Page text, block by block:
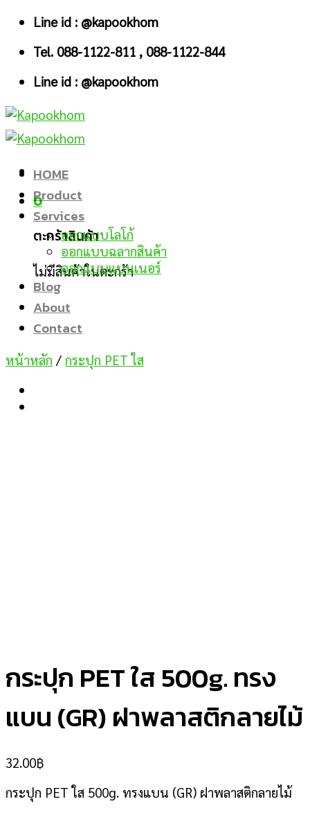
Skip
content
Line id : @kapookhom
Tel. 088-1122-811 , 088-1122-844
Line id : @kapookhom
0
ตะกร้าสินค้า
ไม่มีสินค้าในตะกร้า
HOME
Product
Services
ออกแบบโลโก้
ออกแบบฉลากสินค้า
ออกแบบแบนเนอร์
Blog
About
Contact
หน้าหลัก / กระปุก PET ใส
กระปุก PET ใส 500g. ทรง
แบน (GR) ฝาพลาสติกลายไม้
32.00฿
กระปุก PET ใส 500g. ทรงแบน (GR) ฝาพลาสติกลายไม้